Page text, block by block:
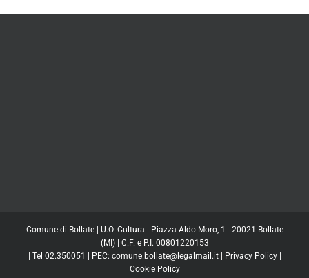
Comune di Bollate | U.O. Cultura | Piazza Aldo Moro, 1 - 20021 Bollate
(MI) | C.F. e P.I. 00801220153
| Tel 02.350051 | PEC: comune.bollate@legalmail.it | Privacy Policy|
Cookie Policy